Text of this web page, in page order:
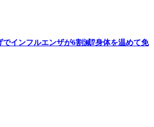
インフルエンザが6割減⁉︎身体を温めて免